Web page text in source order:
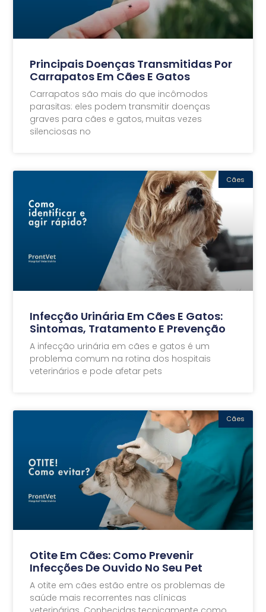
Principais Doenças Transmitidas Por
Carrapatos Em Cães E Gatos
Carrapatos são mais do que incômodos
parasitas: eles podem transmitir doenças
graves para cães e gatos, muitas vezes
silenciosas no
Cães
Infecção Urinária Em Cães E Gatos:
Sintomas, Tratamento E Prevenção
A infecção urinária em cães e gatos é um
problema comum na rotina dos hospitais
veterinários e pode afetar pets
Cães
Otite Em Cães: Como Prevenir
Infecções De Ouvido No Seu Pet
A otite em cães estão entre os problemas de
saúde mais recorrentes nas clínicas